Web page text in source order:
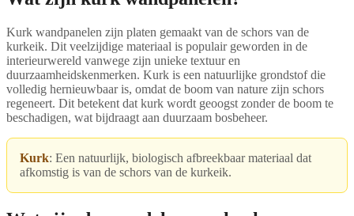
Kurk wandpanelen zijn platen gemaakt van de schors van de
kurkeik. Dit veelzijdige materiaal is populair geworden in de
interieurwereld vanwege zijn unieke textuur en
duurzaamheidskenmerken. Kurk is een natuurlijke grondstof die
volledig hernieuwbaar is, omdat de boom van nature zijn schors
regeneert. Dit betekent dat kurk wordt geoogst zonder de boom te
beschadigen, wat bijdraagt aan duurzaam bosbeheer.
Kurk: Een natuurlijk, biologisch afbreekbaar materiaal dat
afkomstig is van de schors van de kurkeik.